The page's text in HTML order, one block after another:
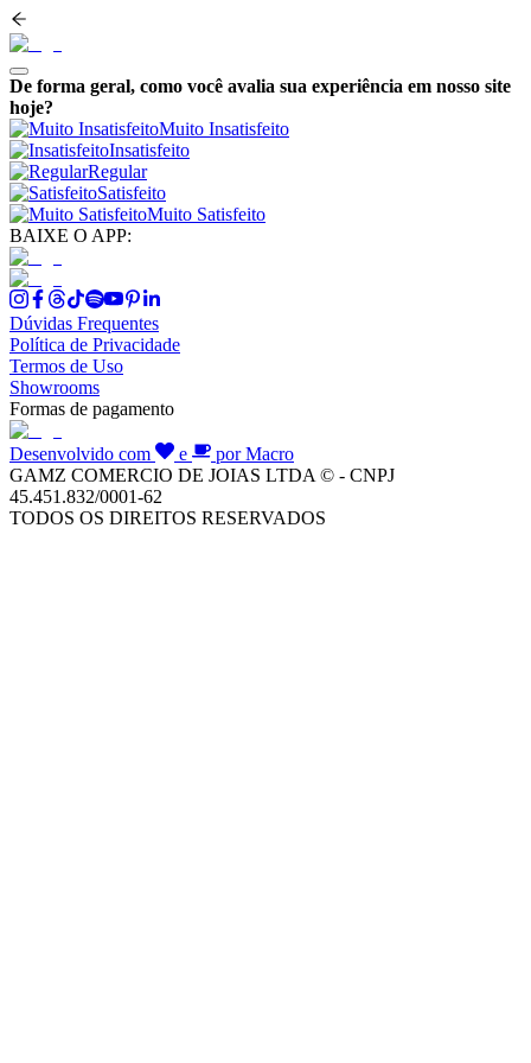
De forma geral, como você avalia sua experiência em nosso site
hoje?
Muito Insatisfeito
Insatisfeito
Regular
Satisfeito
Muito Satisfeito
BAIXE O APP:
Dúvidas Frequentes
Política de Privacidade
Termos de Uso
Showrooms
Formas de pagamento
Desenvolvido com e
por Macro
GAMZ COMERCIO DE JOIAS LTDA © - CNPJ
45.451.832/0001-62
TODOS OS DIREITOS RESERVADOS